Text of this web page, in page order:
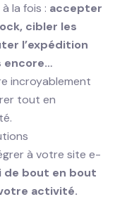
la fois : accepter
cibler les
l’expédition
encore…
incroyablement
tout en
à votre site e-
de bout en bout
activité.